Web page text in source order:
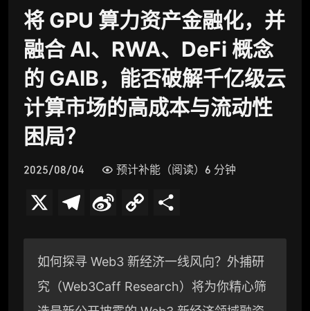
将 GPU 算力资产金融化，并
融合 AI、RWA、DeFi 概念
的 GAIB，能否破解千亿级云
计算市场的高成本与流动性
困局？
2025/08/04 预计补能（阅读）6 分钟
l
e
g
n
a
W
p
y
L
如何探寻 Web3 新经济一线风向？外捕研
究（Web3Caff Research）将为你精心筛